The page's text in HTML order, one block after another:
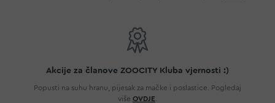
Akcije za članove ZOOCITY Kluba vjernosti :)
Popusti na suhu hranu, pijesak za mačke i poslastice. Pogledaj
više OVDJE